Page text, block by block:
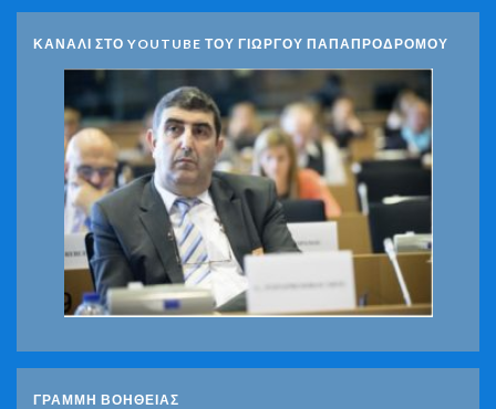
ΚΑΝΑΛΙ ΣΤΟ YOUTUBE ΤΟΥ ΓΙΩΡΓΟΥ ΠΑΠΑΠΡΟΔΡΟΜΟΥ
ΓΡΑΜΜΗ ΒΟΗΘΕΙΑΣ